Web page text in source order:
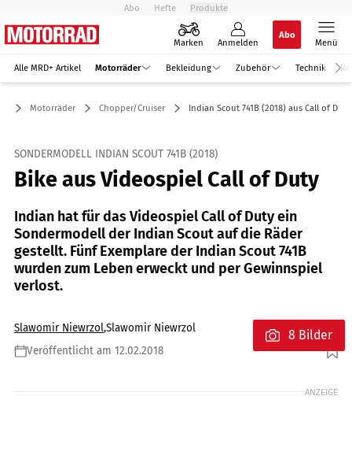
Abo Hefte Produkte
Marken Anmelden
Abo
Menü
Alle MRD+ Artikel Motorräder Bekleidung Zubehör Technik
Motorräder Chopper/Cruiser Indian Scout 741B (2018) aus Call of Duty
SONDERMODELL INDIAN SCOUT 741B (2018)
Bike aus Videospiel Call of Duty
Indian hat für das Videospiel Call of Duty ein
Sondermodell der Indian Scout auf die Räder
gestellt. Fünf Exemplare der Indian Scout 741B
wurden zum Leben erweckt und per Gewinnspiel
verlost.
Slawomir Niewrzol,Slawomir Niewrzol
Veröffentlicht am 12.02.2018
Foto: Indian
8 Bilder
ANZEIGE